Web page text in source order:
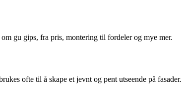
gu gips, fra pris, montering til fordeler og mye mer.
ofte til å skape et jevnt og pent utseende på fasader.